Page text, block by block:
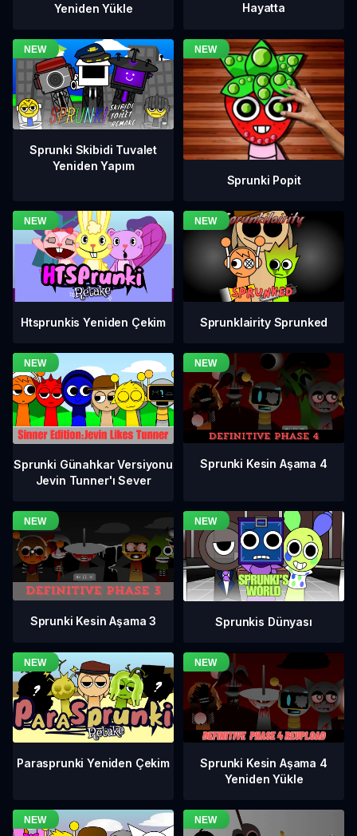
Yeniden Yükle
Hayatta
Sprunki Skibidi Tuvalet
Yeniden Yapım
Sprunki Popit
Htsprunkis Yeniden Çekim Sprunklairity Sprunked
Sprunki Günahkar Versiyonu
Jevin Tunner'ı Sever
Sprunki Kesin Aşama 4
Sprunki Kesin Aşama 3 Sprunkis Dünyası
Parasprunki Yeniden Çekim
Sprunki Kesin Aşama 4
Yeniden Yükle